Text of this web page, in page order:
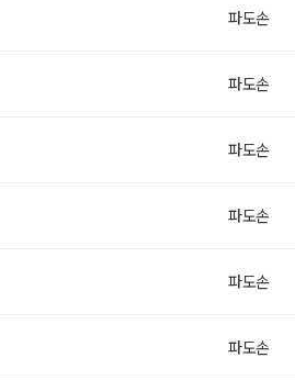
파도손
파도손
파도손
파도손
파도손
파도손